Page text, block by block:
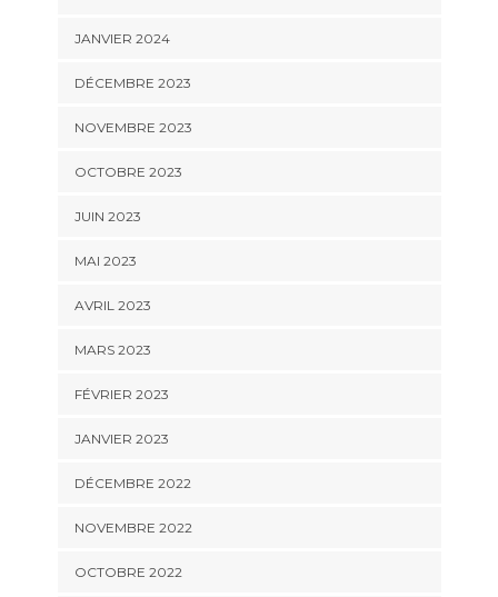
JANVIER 2024
DÉCEMBRE 2023
NOVEMBRE 2023
OCTOBRE 2023
JUIN 2023
MAI 2023
AVRIL 2023
MARS 2023
FÉVRIER 2023
JANVIER 2023
DÉCEMBRE 2022
NOVEMBRE 2022
OCTOBRE 2022